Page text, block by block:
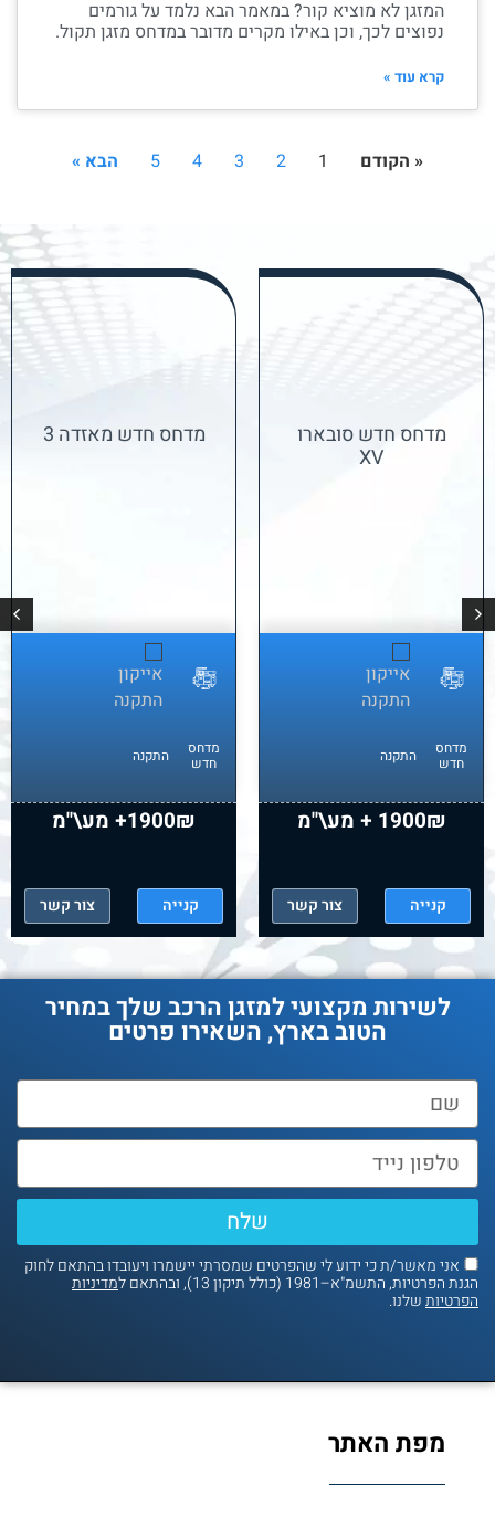
המזגן לא מוציא קור? במאמר הבא נלמד על גורמים
נפוצים לכך, וכן באילו מקרים מדובר במדחס מזגן תקול.
קרא עוד »
« הקודם הבא »
מדחס חדש סובארו
XV
מדחס
חדש התקנה
1900₪ + מע\"מ
קנייה צור קשר
מדחס חדש מאזדה 3
מדחס
חדש התקנה
1900₪+ מע\"מ
קנייה צור קשר
לשירות מקצועי למזגן הרכב שלך במחיר
הטוב בארץ, השאירו פרטים
אני מאשר/ת כי ידוע לי שהפרטים שמסרתי יישמרו ויעובדו בהתאם לחוק
הפרטיות, התשמ"א–1981 (כולל תיקון 13), ובהתאם ל מדיניות
שלנו.
שלח
מפת האתר